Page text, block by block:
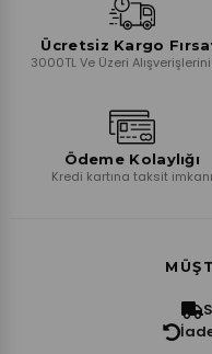
Ücretsiz Kargo
3000TL Ve Üzeri
Ödeme Kolaylığı
Kredi kartına taksit imkanı